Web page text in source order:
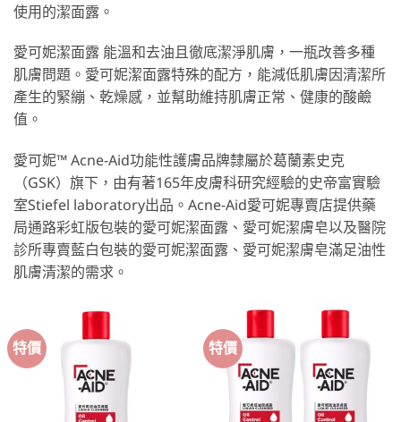
使用的潔面露。
愛可妮潔面露 能溫和去油且徹底潔淨肌膚，一瓶改善多種
肌膚問題。愛可妮潔面露特殊的配方，能減低肌膚因清潔所
產生的緊繃、乾燥感，並幫助維持肌膚正常、健康的酸鹼
值。
愛可妮™ Acne-Aid功能性護膚品牌隸屬於葛蘭素史克
（GSK）旗下，由有著165年皮膚科研究經驗的史帝富實驗
室Stiefel laboratory出品。Acne-Aid愛可妮專賣店提供藥
局通路彩虹版包裝的愛可妮潔面露、愛可妮潔膚皂以及醫院
診所專賣藍白包裝的愛可妮潔面露、愛可妮潔膚皂滿足油性
肌膚清潔的需求。
特價 特價